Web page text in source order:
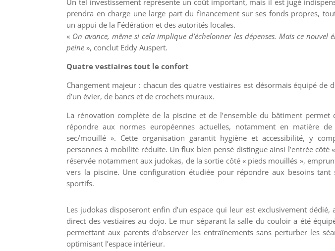
prendra en charge une large part du financement sur ses fonds propres,
un appui de la Fédération et des autorités locales.
« On avance, même si cela implique d’échelonner les dépenses. Mais ce nouvel
peine », conclut Eddy Auspert.
Quatre vestiaires tout le confort
Changement majeur : chacun des quatre vestiaires est désormais équipé de
d’un évier, de bancs et de crochets muraux.
La rénovation complète de la piscine et de l’ensemble du bâtiment permet
répondre aux normes européennes actuelles, notamment en matière
sec/mouillé ». Cette organisation garantit hygiène et accessibilité, y
personnes à mobilité réduite. Un flux bien pensé distingue ainsi l’entrée côté
réservée notamment aux judokas, de la sortie côté « pieds mouillés »,
vers la piscine. Une configuration étudiée pour répondre aux besoins tant
sportifs.
Les judokas disposeront enfin d’un espace qui leur est exclusivement dédié,
direct des vestiaires au dojo. Le mur séparant la salle du couloir a été
permettant aux parents d’observer les entraînements sans perturber les
optimisant l’espace intérieur.